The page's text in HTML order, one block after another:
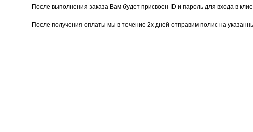
После выполнения заказа Вам будет присвоен ID и пароль для входа в
После получения оплаты мы в течение 2х дней отправим полис на